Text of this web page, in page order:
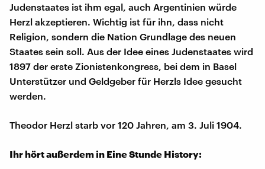
Judenstaates ist ihm egal, auch Argentinien würde
Herzl akzeptieren. Wichtig ist für ihn, dass nicht
Religion, sondern die Nation Grundlage des neuen
Staates sein soll. Aus der Idee eines Judenstaates wird
1897 der erste Zionistenkongress, bei dem in Basel
Unterstützer und Geldgeber für Herzls Idee gesucht
werden.
Theodor Herzl starb vor 120 Jahren, am 3. Juli 1904.
Ihr hört außerdem in Eine Stunde History: